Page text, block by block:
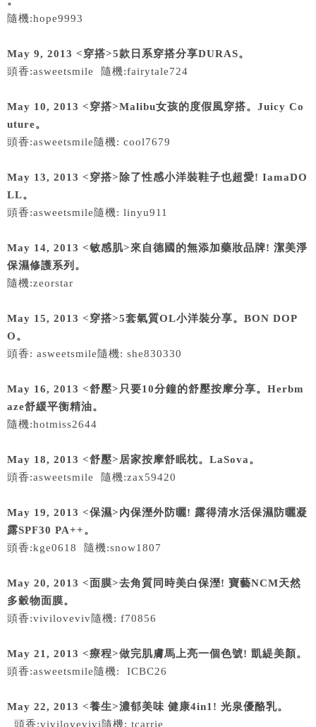
隨機:hope9993
May 9, 2013 <穿搭>5款日系穿搭分享DURAS。
頭香:asweetsmile 隨機:fairytale724
May 10, 2013 <穿搭>Malibu女孩的度假風穿搭。Juicy Co
uture。
頭香:asweetsmile隨機: cool7679
May 13, 2013 <穿搭>除了性感小洋裝鞋子也超愛! IamaDO
LL。
頭香:asweetsmile隨機: linyu911
May 14, 2013 <敏感肌>來自德國的無添加藥妝品牌! 潔美淨
保濕修護系列。
隨機:zeorstar
May 15, 2013 <穿搭>5套氣質OL小洋裝分享。BON DOP
O。
頭香: asweetsmile隨機: she830330
May 16, 2013 <舒壓>只要10分鐘的舒壓按摩分享。Herbm
aze舒緩平衡精油。
隨機:hotmiss2644
May 18, 2013 <舒壓>居家按摩舒眠枕。LaSova。
頭香:asweetsmile 隨機:zax59420
May 19, 2013 <保濕>內保溼外防曬! 露得清水活保濕防曬凝
露SPF30 PA++。
頭香:kge0618 隨機:snow1807
May 20, 2013 <面膜>去角質同時美白保溼! 寶藝NCM天然
多穀物面膜。
頭香:viviloveviv隨機: f70856
May 21, 2013 <療程>做完肌膚馬上亮一個色號! 凱緹美顏。
頭香:asweetsmile隨機: ICBC26
May 22, 2013 <養生>濃郁美味 健康4in1! 光泉優酪乳。
頭香:vivilovevivi隨機: tcarrie